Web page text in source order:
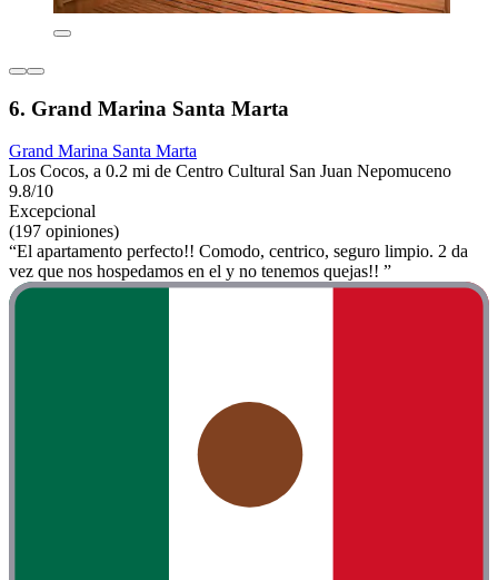
6. Grand Marina Santa Marta
Grand Marina Santa Marta
Los Cocos, a 0.2 mi de Centro Cultural San Juan Nepomuceno
9.8/10
Excepcional
(197 opiniones)
“El apartamento perfecto!! Comodo, centrico, seguro limpio. 2 da
vez que nos hospedamos en el y no tenemos quejas!! ”